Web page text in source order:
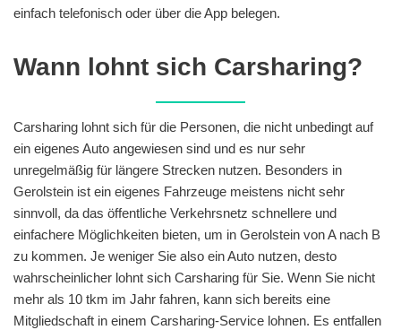
einfach telefonisch oder über die App belegen.
Wann lohnt sich Carsharing?
Carsharing lohnt sich für die Personen, die nicht unbedingt auf
ein eigenes Auto angewiesen sind und es nur sehr
unregelmäßig für längere Strecken nutzen. Besonders in
Gerolstein ist ein eigenes Fahrzeuge meistens nicht sehr
sinnvoll, da das öffentliche Verkehrsnetz schnellere und
einfachere Möglichkeiten bieten, um in Gerolstein von A nach B
zu kommen. Je weniger Sie also ein Auto nutzen, desto
wahrscheinlicher lohnt sich Carsharing für Sie. Wenn Sie nicht
mehr als 10 tkm im Jahr fahren, kann sich bereits eine
Mitgliedschaft in einem Carsharing-Service lohnen. Es entfallen